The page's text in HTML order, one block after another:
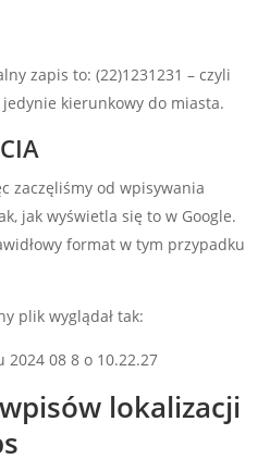
zapis to: (22)1231231 – czyli
kierunkowy do miasta.
zaczęliśmy od wpisywania
jak wyświetla się to w Google.
format w tym przypadku
plik wyglądał tak:
lokalizacji